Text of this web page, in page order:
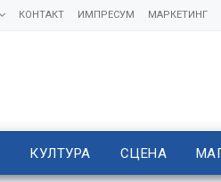
МАРКЕТИНГ
ИМПРЕСУМ
КОНТАКТ
КУЛТУРА СЦЕНА